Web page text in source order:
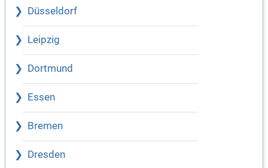
Düsseldorf
Leipzig
Dortmund
Essen
Bremen
Dresden